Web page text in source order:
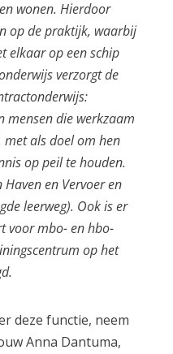
wonen. Hierdoor
op de praktijk, waarbij
elkaar op een schip
verzorgt de
mensen die werkzaam
als doel om hen
op peil te houden.
en Vervoer en
leerweg). Ook is er
voor mbo- en hbo-
op het
deze functie, neem
Anna Dantuma,